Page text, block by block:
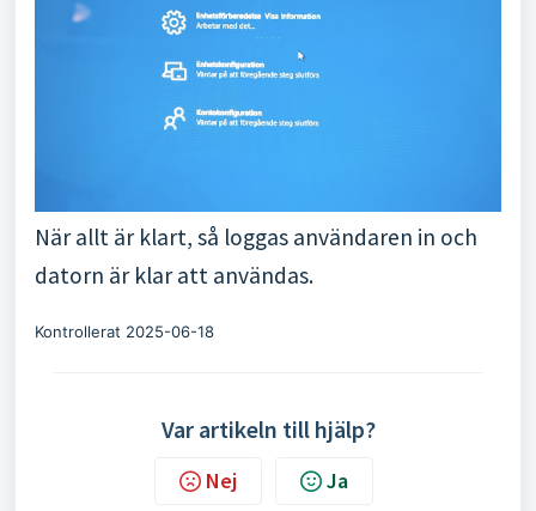
När allt är klart, så loggas användaren in och
datorn är klar att användas.
Kontrollerat 2025-06-18
Var artikeln till hjälp?
Nej Ja